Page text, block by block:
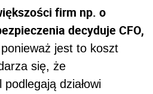
firm np. o
decyduje CFO,
jest to koszt
się, że
działowi